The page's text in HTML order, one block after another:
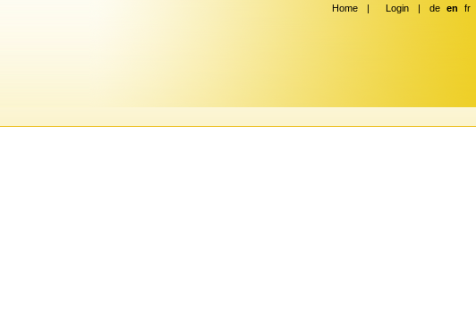
Home | Login | de en fr